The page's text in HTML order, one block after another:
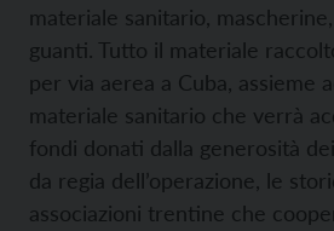
materiale sanitario,
guanti. Tutto il materiale
per via aerea a Cuba, assieme
materiale sanitario che verrà
fondi donati dalla generosità
da regia dell’operazione, le
associazioni trentine che